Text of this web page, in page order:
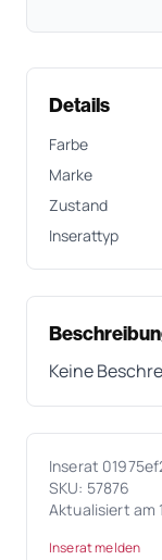
Details
Farbe
Marke
Zustand
Inserattyp
Keine
Inserat
SKU: 57876
Aktualisiert am
Inserat melden